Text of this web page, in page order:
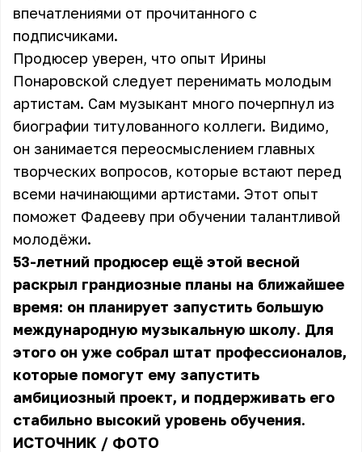
впечатлениями от прочитанного с
подписчиками.
Продюсер уверен, что опыт Ирины
Понаровской следует перенимать молодым
артистам. Сам музыкант много почерпнул из
биографии титулованного коллеги. Видимо,
он занимается переосмыслением главных
творческих вопросов, которые встают перед
всеми начинающими артистами. Этот опыт
поможет Фадееву при обучении талантливой
молодёжи.
53-летний продюсер ещё этой весной
раскрыл грандиозные планы на ближайшее
время: он планирует запустить большую
международную музыкальную школу. Для
этого он уже собрал штат профессионалов,
которые помогут ему запустить
амбициозный проект, и поддерживать его
стабильно высокий уровень обучения.
ИСТОЧНИК / ФОТО